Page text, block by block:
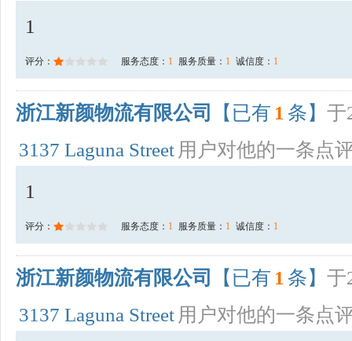
1
评分： 服务态度： 1 服务质量： 1 诚信度： 1
浙江新颜物流有限公司 【已有 1 条】 于
3137 Laguna Street 用户对他的一条点
1
评分： 服务态度： 1 服务质量： 1 诚信度： 1
浙江新颜物流有限公司 【已有 1 条】 于
3137 Laguna Street 用户对他的一条点